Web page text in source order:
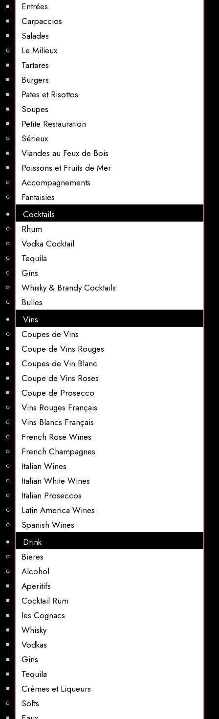
Entrées
Carpaccios
Salades
Le Milieux
Tartares
Burgers
Pates et Risottos
Soupes
Petite Restauration
Sérieux
Viandes au Feux de Bois
Poissons et Fruits de Mer
Accompagnements
Fantaisies
Cocktails
Rhum
Vodka Cocktail
Tequila
Gins
Whisky & Brandy Cocktails
Bulles
Vins
Coupes de Vins
Coupe de Vins Rouges
Coupes de Vin Blanc
Coupe de Vins Roses
Coupe de Prosecco
Vins Rouges Français
Vins Blancs Français
French Rose Wines
French Champagnes
Italian Wines
Italian White Wines
Italian Proseccos
Latin America Wines
Spanish Wines
Drink
Bieres
Alcohol
Aperitifs
Cocktail Rum
les Cognacs
Whisky
Vodkas
Gins
Tequila
Crèmes et Liqueurs
Softs